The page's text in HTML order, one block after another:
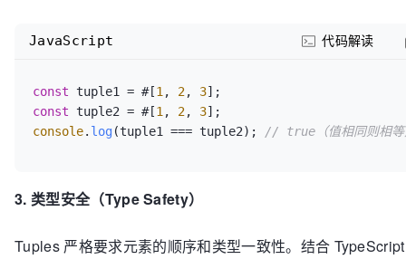
const tuple1 = #[1 , 2, 3
const tuple2 = #[1 , 2, 3
console. log (tuple1 === tuple2); // true（值相同则相等
JavaScript 代码解读
3. 类型安全（Type Safety）
Tuples 严格要求元素的顺序和类型一致性。结合